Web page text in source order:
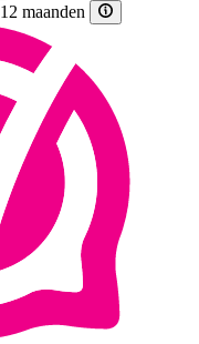
maanden